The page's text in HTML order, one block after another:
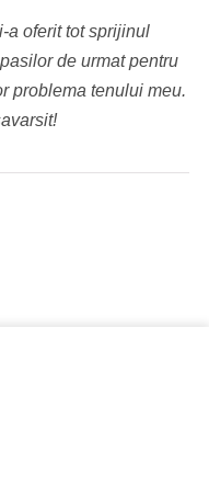
a oferit tot sprijinul
de urmat pentru
problema tenului meu.